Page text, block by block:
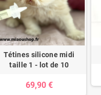
Tétines silicone midi
taille 1 - lot de 10
69,90 €